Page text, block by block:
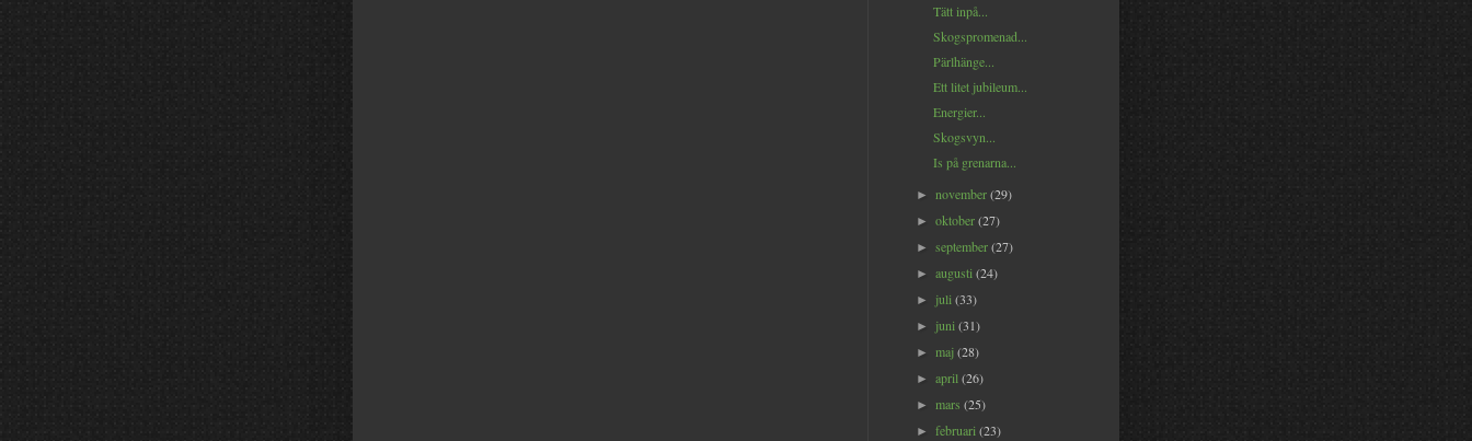
Tätt inpå...
Skogspromenad...
Pärlhänge...
Ett litet jubileum...
Energier...
Skogsvyn...
Is på grenarna...
►november(29)
►oktober(27)
►september(27)
►augusti(24)
► juli(33)
► juni(31)
►maj(28)
►april(26)
►mars(25)
►februari(23)